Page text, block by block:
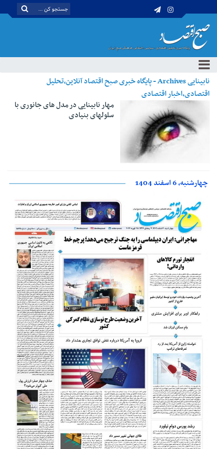
نابینایی Archives - پایگاه خبری صبح اقتصاد آنلاین،تحلیل
اقتصادی،اخبار اقتصادی
مهار نابینایی در مدل های جانوری با
سلولهای بنیادی
چهارشنبه، 6 اسفند 1404